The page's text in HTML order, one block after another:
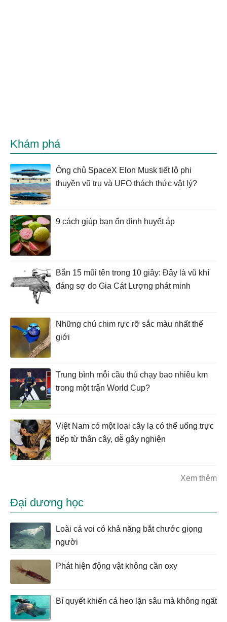
Khám phá
Ông chủ SpaceX Elon Musk tiết lộ phi
thuyền vũ trụ và UFO thách thức vật lý?
9 cách giúp bạn ổn định huyết áp
Bắn 15 mũi tên trong 10 giây: Đây là vũ khí
đáng sợ do Gia Cát Lượng phát minh
Những chú chim rực rỡ sắc màu nhất thế
giới
Trung bình mỗi cầu thủ chạy bao nhiêu km
trong một trận World Cup?
Việt Nam có một loại cây lạ có thể uống trực
tiếp từ thân cây, dễ gây nghiện
Xem thêm
Đại dương học
Loài cá voi có khả năng bắt chước giọng
người
Phát hiện động vật không cần oxy
Bí quyết khiến cá heo lặn sâu mà không ngất